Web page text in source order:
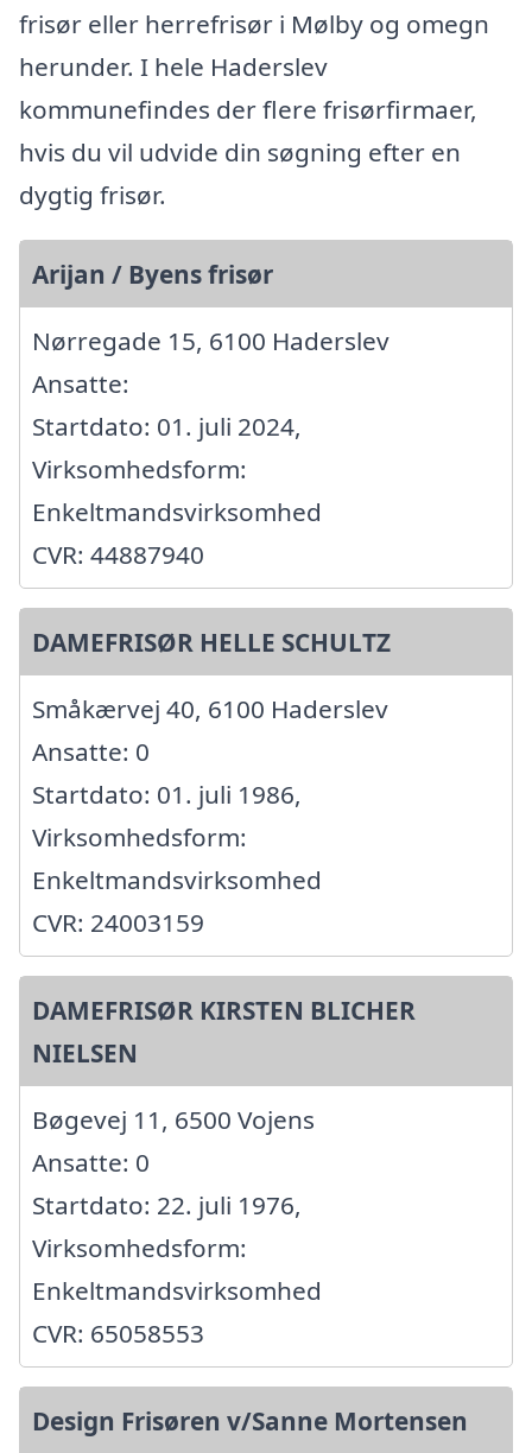
frisør eller herrefrisør i Mølby og omegn
herunder. I hele Haderslev
kommunefindes der flere frisørfirmaer,
hvis du vil udvide din søgning efter en
dygtig frisør.
Arijan / Byens frisør
Nørregade 15, 6100 Haderslev
Ansatte:
Startdato: 01. juli 2024,
Virksomhedsform:
Enkeltmandsvirksomhed
CVR: 44887940
DAMEFRISØR HELLE SCHULTZ
Småkærvej 40, 6100 Haderslev
Ansatte: 0
Startdato: 01. juli 1986,
Virksomhedsform:
Enkeltmandsvirksomhed
CVR: 24003159
DAMEFRISØR KIRSTEN BLICHER
NIELSEN
Bøgevej 11, 6500 Vojens
Ansatte: 0
Startdato: 22. juli 1976,
Virksomhedsform:
Enkeltmandsvirksomhed
CVR: 65058553
Design Frisøren v/Sanne Mortensen